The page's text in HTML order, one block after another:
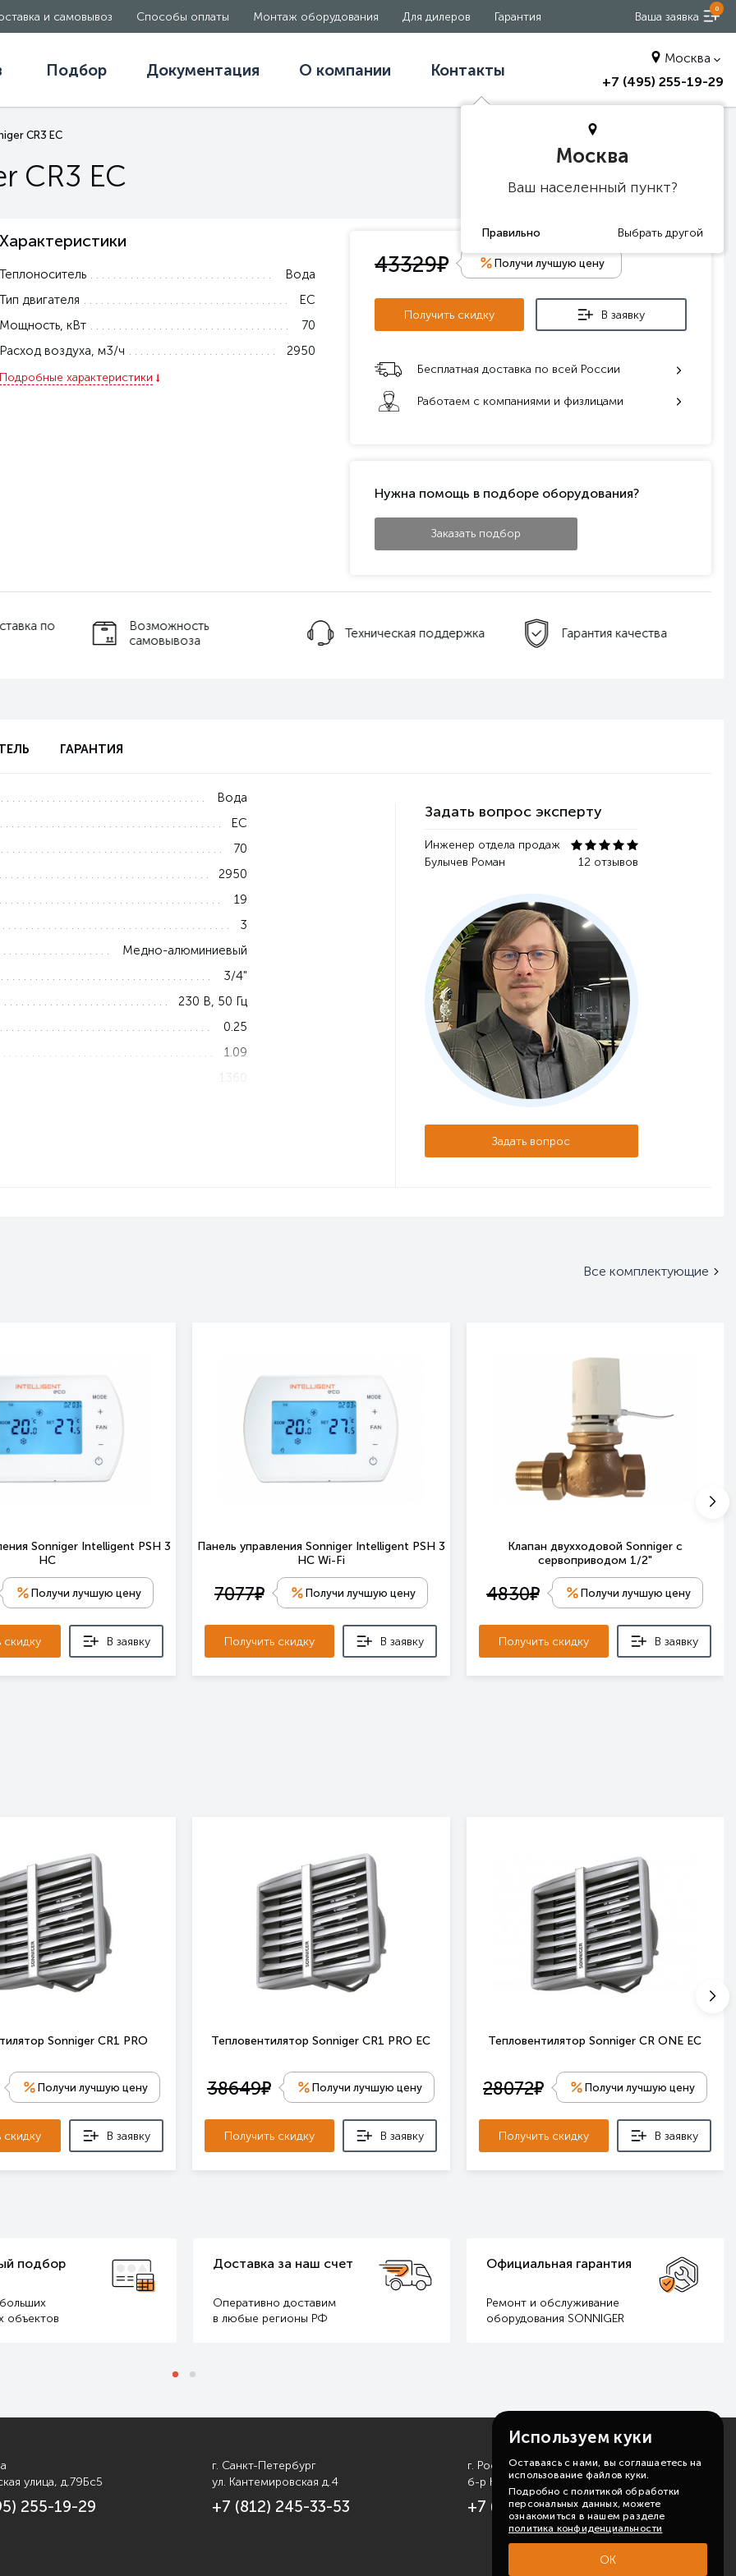
и самовывоз Способы оплаты Монтаж оборудования Для дилеров Гарантия Ваша заявка
0
Подбор Документация О компании Контакты
+7 (495) 255-19-29
Москва
Москва
Ваш населенный пункт?
CR3 EC
CR3 EC
Характеристики
Теплоноситель
Вода
Тип двигателя
EC
Мощность, кВт
70
Расход воздуха, м3/ч
2950
Подробные характеристики
43329е Получи лучшую цену
Получить скидку В заявку
Бесплатная доставка по всей России
Работаем с компаниями и физлицами
Нужна помощь в подборе оборудования?
Заказать подбор
по
Возможность
самовывоза
Техническая поддержка Гарантия качества
ГАРАНТИЯ
Задать вопрос эксперту
Инженер отдела продаж
Булычев Роман
12 отзывов
Задать вопрос
Вода
EC
70
2950
19
3
Медно-алюминиевый
3/4"
230 В, 50 Гц
0.25
1.09
1360
Все комплектующие
Sonniger Intelligent PSH 3
HC
Получи лучшую цену
скидку В заявку
Панель управления Sonniger Intelligent PSH 3
HC Wi-Fi
7077е Получи лучшую цену
Получить скидку В заявку
Клапан двухходовой Sonniger с
сервоприводом 1/2"
4830е Получи лучшую цену
Получить скидку В заявку
Sonniger CR1 PRO
Получи лучшую цену
скидку В заявку
Тепловентилятор Sonniger CR1 PRO EC
38649е Получи лучшую цену
Получить скидку В заявку
Тепловентилятор Sonniger CR ONE EC
28072е Получи лучшую цену
Получить скидку В заявку
подбор
объектов
Доставка за наш счет
Оперативно доставим
в любые регионы РФ
Официальная гарантия
Ремонт и обслуживание
оборудования SONNIGER
улица, д.79Бс5
255-19-29
г. Санкт-Петербург
ул. Кантемировская д.4
+7 (812) 245-33-53
г. Ростов-на-Дону
б-р Комарова, д. 11
+7 (863) 310-99-19
Используем куки
Оставаясь с нами, вы соглашаетесь на
использование файлов куки.
Подробно с политикой обработки
персональных данных, можете
ознакомиться в нашем разделе
политика конфиденциальности
ОК